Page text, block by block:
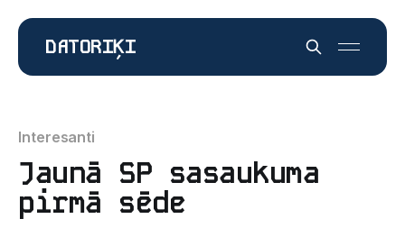
DATORIĶI
Interesanti
Jaunā SP sasaukuma
pirmā sēde